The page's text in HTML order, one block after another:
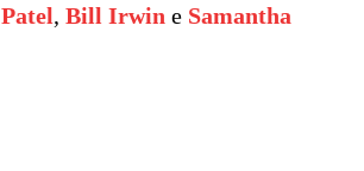
, Bill Irwin e Samantha